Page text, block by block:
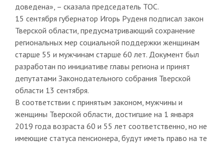
доведена», – сказала председатель ТОС.
15 сентября губернатор Игорь Руденя подписал закон
Тверской области, предусматривающий сохранение
региональных мер социальной поддержки женщинам
старше 55 и мужчинам старше 60 лет. Документ был
разработан по инициативе главы региона и принят
депутатами Законодательного собрания Тверской
области 13 сентября.
В соответствии с принятым законом, мужчины и
женщины Тверской области, достигшие на 1 января
2019 года возраста 60 и 55 лет соответственно, но не
имеющие статуса пенсионера, будут иметь право на те